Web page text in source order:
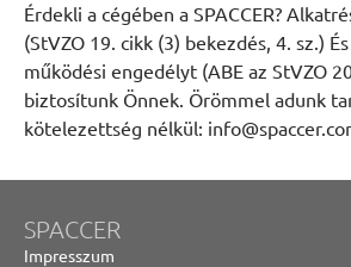
Érdekli a cégében a SPACCER?
(StVZO 19. cikk (3) bekezdés, 4. sz.)
működési engedélyt (ABE az StVZO
biztosítunk Önnek. Örömmel adunk
kötelezettség nélkül:
SPACCER
Impresszum